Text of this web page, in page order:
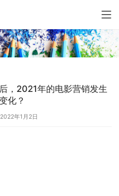
，2021年的电影营销发生
化？
2022年1月2日